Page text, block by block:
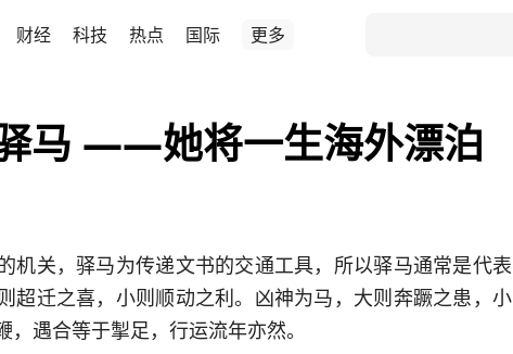
财经 科技 热点 国际 更多
马 ——她将一生海外漂泊
机关，驿马为传递文书的交通工具，所以驿马通常是代表
超迁之喜，小则顺动之利。凶神为马，大则奔蹶之患，小
遇合等于掣足，行运流年亦然。